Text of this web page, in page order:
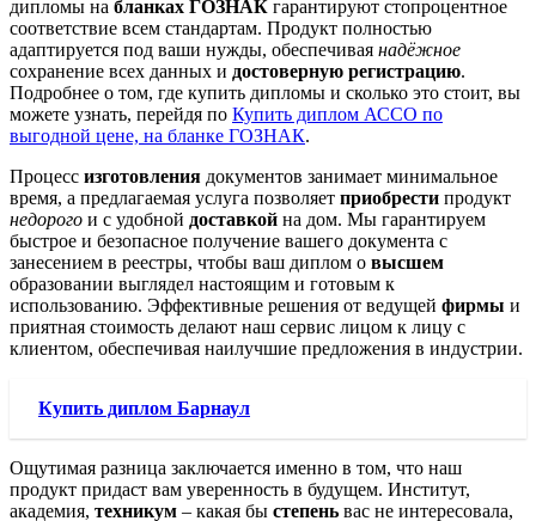
дипломы на бланках ГОЗНАК гарантируют стопроцентное
соответствие всем стандартам. Продукт полностью
адаптируется под ваши нужды, обеспечивая надёжное
сохранение всех данных и достоверную регистрацию.
Подробнее о том, где купить дипломы и сколько это стоит, вы
можете узнать, перейдя по Купить диплом АССО по
выгодной цене, на бланке ГОЗНАК.
Процесс изготовления документов занимает минимальное
время, а предлагаемая услуга позволяет приобрести продукт
недорого и с удобной доставкой на дом. Мы гарантируем
быстрое и безопасное получение вашего документа с
занесением в реестры, чтобы ваш диплом о высшем
образовании выглядел настоящим и готовым к
использованию. Эффективные решения от ведущей фирмы и
приятная стоимость делают наш сервис лицом к лицу с
клиентом, обеспечивая наилучшие предложения в индустрии.
Купить диплом Барнаул
Ощутимая разница заключается именно в том, что наш
продукт придаст вам уверенность в будущем. Институт,
академия, техникум – какая бы степень вас не интересовала,